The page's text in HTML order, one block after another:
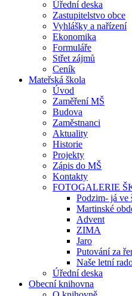
Úřední deska
Zastupitelstvo obce
Vyhlášky a nařízení
Ekonomika
Formuláře
Střet zájmů
Ceník
Mateřská škola
Úvod
Zaměření MŠ
Budova
Zaměstnanci
Aktuality
Historie
Projekty
Zápis do MŠ
Kontakty
FOTOGALERIE
Podzim- já ve
Martinské
Advent
ZIMA
Jaro
Putování za
Naše letní
Úřední deska
Obecní knihovna